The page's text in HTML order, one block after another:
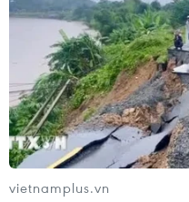
06/08/2026 03:46
Khởi tố thêm 6 đối
khống hồ sơ bảo hiểm
05/08/2026 14:55
vietnamplus.vn